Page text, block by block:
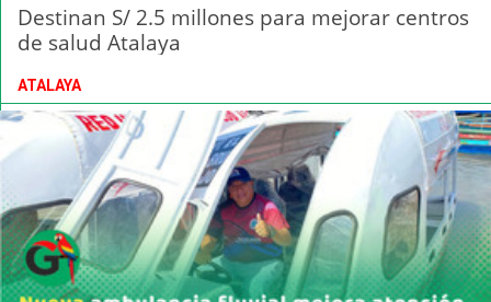
Destinan S/ 2.5 millones para mejorar centros
de salud Atalaya
ATALAYA